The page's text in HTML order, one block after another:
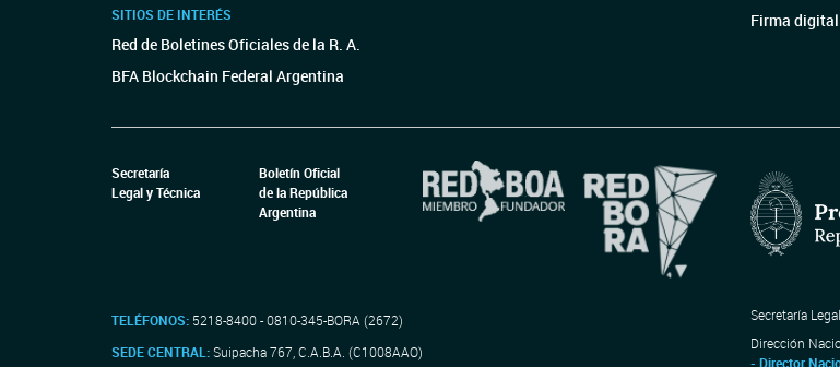
SITIOS DE INTERÉS
Red de Boletines Oficiales de la R. A.
BFA Blockchain Federal Argentina
Firma digital
Secretaría
Legal y Técnica
Boletín Oficial
de la República
Argentina
TELÉFONOS: 5218-8400 - 0810-345-BORA (2672)
SEDE CENTRAL:Suipacha 767, C.A.B.A. (C1008AAO)
Secretaría
Dirección
- Director